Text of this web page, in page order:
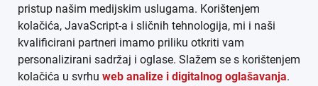
DATENSCHUTZ
MEDIADATEN
pristup našim medijskim uslugama. Korištenjem
kolačića, JavaScript-a i sličnih tehnologija, mi i naši
kvalificirani partneri imamo priliku otkriti vam
personalizirani sadržaj i oglase. Slažem se s korištenjem
kolačića u svrhu web analize i digitalnog oglašavanja.